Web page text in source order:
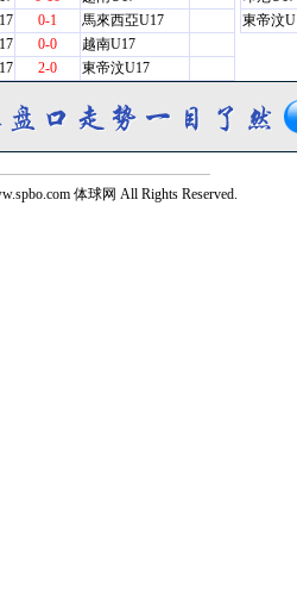
0-1
馬來西亞U17
0-0
越南U17
2-0 東帝汶U17
東帝汶
体球网 All Rights Reserved.